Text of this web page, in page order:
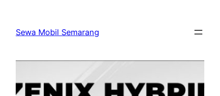
content
Sewa Mobil Semarang